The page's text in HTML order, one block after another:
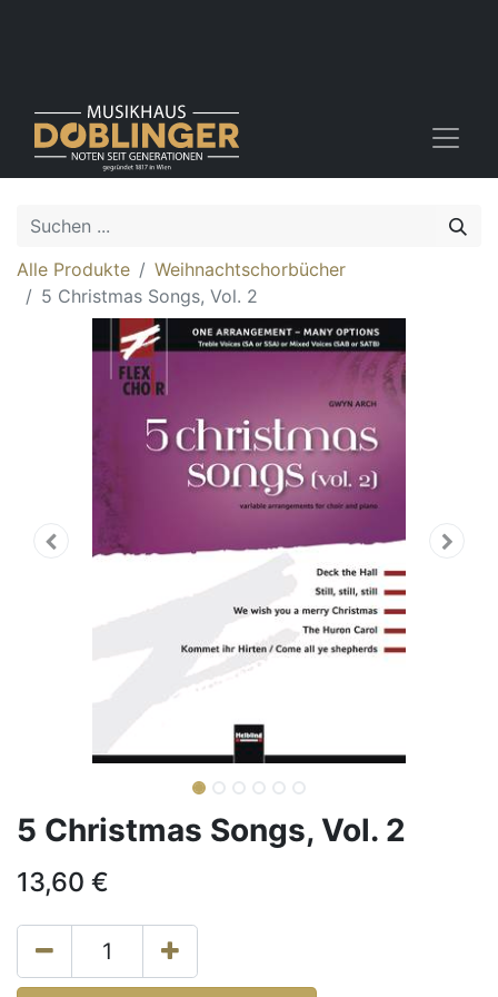
Alle Produkte
Weihnachtschorbücher
5 Christmas Songs, Vol. 2
5 Christmas Songs, Vol. 2
13,60 €